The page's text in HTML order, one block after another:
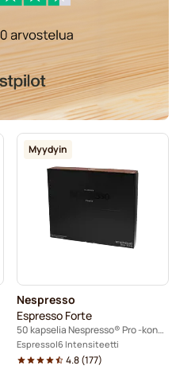
Myydyin
Nespresso
Espresso Forte
50 kapselia Nespresso® Pro -koneisiin
Espresso 6 Intensiteetti
4.8(177)